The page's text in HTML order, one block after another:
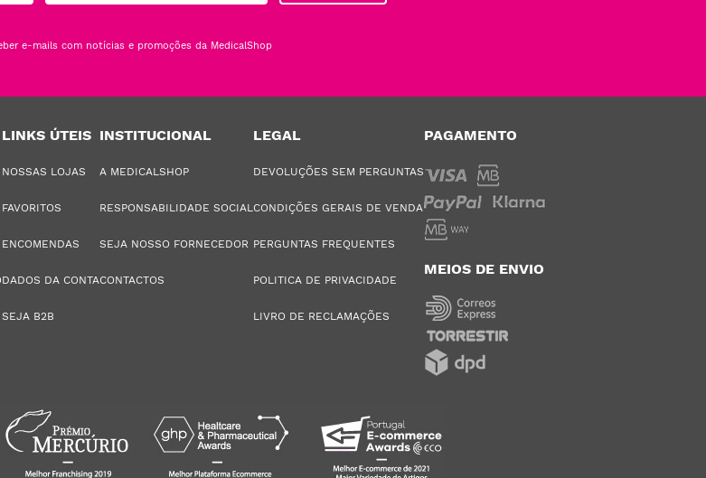
e-mails com notícias e promoções da MedicalShop
LINKS ÚTEIS
NOSSAS LOJAS
FAVORITOS
ENCOMENDAS
DADOS DA CONTA
SEJA B2B
INSTITUCIONAL
A MEDICALSHOP
RESPONSABILIDADE SOCIAL
SEJA NOSSO FORNECEDOR
CONTACTOS
LEGAL
DEVOLUÇÕES SEM PERGUNTAS
CONDIÇÕES GERAIS DE VENDA
PERGUNTAS FREQUENTES
POLITICA DE PRIVACIDADE
LIVRO DE RECLAMAÇÕES
PAGAMENTO
MEIOS DE ENVIO